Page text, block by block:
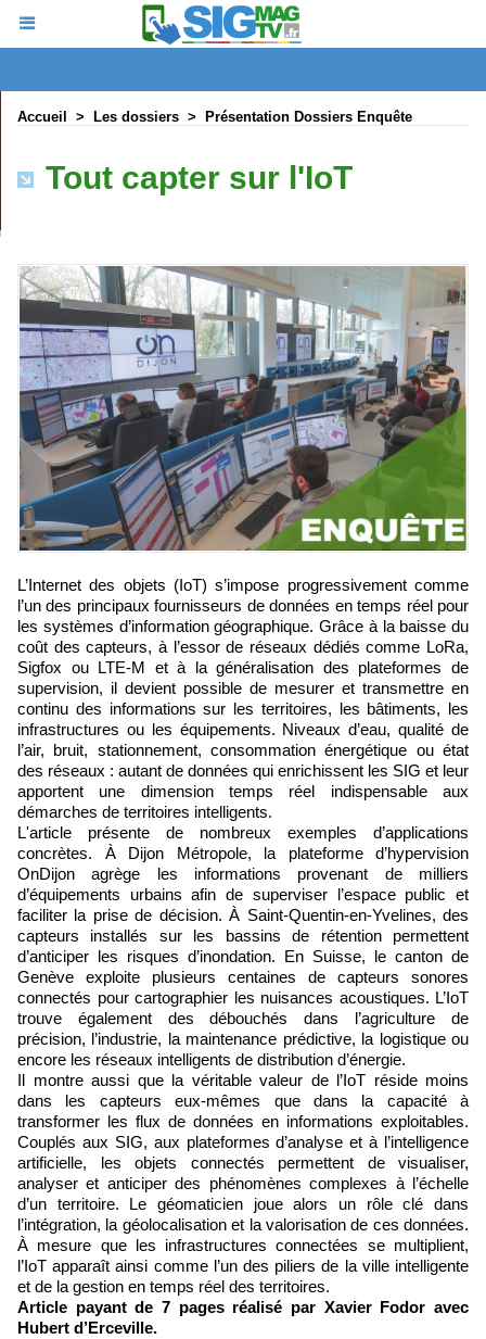
Accueil > Les dossiers > Présentation Dossiers Enquête
Tout capter sur l'IoT
L’Internet des objets (IoT) s’impose progressivement comme
l’un des principaux fournisseurs de données en temps réel pour
les systèmes d’information géographique. Grâce à la baisse du
coût des capteurs, à l’essor de réseaux dédiés comme LoRa,
Sigfox ou LTE-M et à la généralisation des plateformes de
supervision, il devient possible de mesurer et transmettre en
continu des informations sur les territoires, les bâtiments, les
infrastructures ou les équipements. Niveaux d’eau, qualité de
l’air, bruit, stationnement, consommation énergétique ou état
des réseaux : autant de données qui enrichissent les SIG et leur
apportent une dimension temps réel indispensable aux
démarches de territoires intelligents.
L'article présente de nombreux exemples d’applications
concrètes. À Dijon Métropole, la plateforme d’hypervision
OnDijon agrège les informations provenant de milliers
d’équipements urbains afin de superviser l’espace public et
faciliter la prise de décision. À Saint-Quentin-en-Yvelines, des
capteurs installés sur les bassins de rétention permettent
d’anticiper les risques d’inondation. En Suisse, le canton de
Genève exploite plusieurs centaines de capteurs sonores
connectés pour cartographier les nuisances acoustiques. L’IoT
trouve également des débouchés dans l’agriculture de
précision, l’industrie, la maintenance prédictive, la logistique ou
encore les réseaux intelligents de distribution d’énergie.
Il montre aussi que la véritable valeur de l’IoT réside moins
dans les capteurs eux-mêmes que dans la capacité à
transformer les flux de données en informations exploitables.
Couplés aux SIG, aux plateformes d’analyse et à l’intelligence
artificielle, les objets connectés permettent de visualiser,
analyser et anticiper des phénomènes complexes à l’échelle
d’un territoire. Le géomaticien joue alors un rôle clé dans
l’intégration, la géolocalisation et la valorisation de ces données.
À mesure que les infrastructures connectées se multiplient,
l’IoT apparaît ainsi comme l’un des piliers de la ville intelligente
et de la gestion en temps réel des territoires.
Article payant de 7 pages réalisé par Xavier Fodor avec
Hubert d’Erceville.